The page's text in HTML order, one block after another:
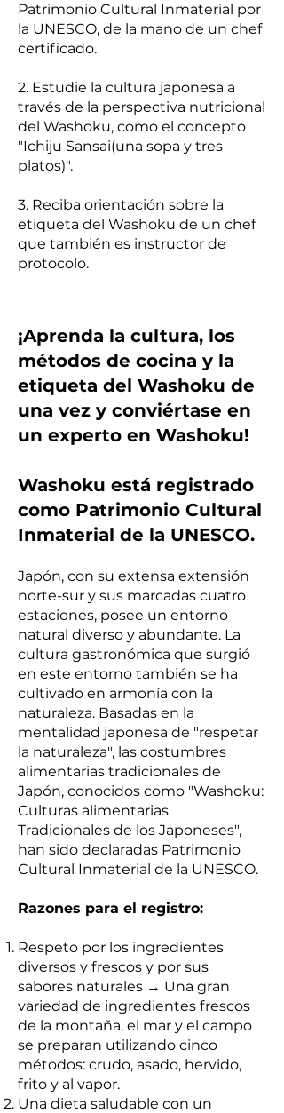
Patrimonio Cultural Inmaterial por
la UNESCO, de la mano de un chef
certificado.
2. Estudie la cultura japonesa a
través de la perspectiva nutricional
del Washoku, como el concepto
"Ichiju Sansai(una sopa y tres
platos)".
3. Reciba orientación sobre la
etiqueta del Washoku de un chef
que también es instructor de
protocolo.
¡Aprenda la cultura, los
métodos de cocina y la
etiqueta del Washoku de
una vez y conviértase en
un experto en Washoku!
Washoku está registrado
como Patrimonio Cultural
Inmaterial de la UNESCO.
Japón, con su extensa extensión
norte-sur y sus marcadas cuatro
estaciones, posee un entorno
natural diverso y abundante. La
cultura gastronómica que surgió
en este entorno también se ha
cultivado en armonía con la
naturaleza. Basadas en la
mentalidad japonesa de "respetar
la naturaleza", las costumbres
alimentarias tradicionales de
Japón, conocidos como "Washoku:
Culturas alimentarias
Tradicionales de los Japoneses",
han sido declaradas Patrimonio
Cultural Inmaterial de la UNESCO.
Razones para el registro:
Respeto por los ingredientes
diversos y frescos y por sus
sabores naturales → Una gran
variedad de ingredientes frescos
de la montaña, el mar y el campo
se preparan utilizando cinco
métodos: crudo, asado, hervido,
frito y al vapor.
Una dieta saludable con un